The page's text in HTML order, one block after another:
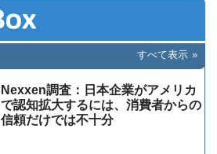
すべて表示
Nexxen調査：日本企業がアメリカ
で認知拡大するには、消費者からの
信頼だけでは不十分